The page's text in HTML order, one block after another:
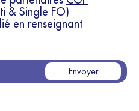
& Single FO)
en renseignant